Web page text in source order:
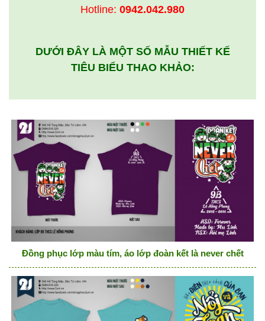
Hotline: 0942.042.980
DƯỚI ĐÂY LÀ MỘT SỐ MẪU THIẾT KẾ
TIÊU BIỂU THAO KHẢO:
Đồng phục lớp màu tím, áo lớp đoàn kết là never chết